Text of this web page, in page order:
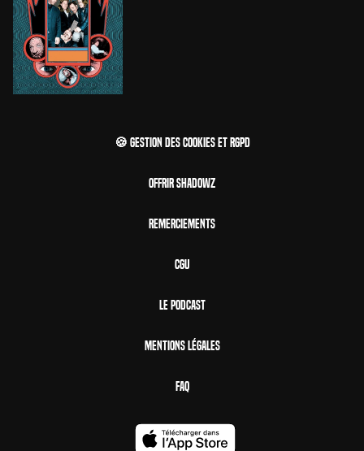
🍪 Gestion des cookies et RGPD
Offrir Shadowz
Remerciements
CGU
Le Podcast
Mentions Légales
FAQ